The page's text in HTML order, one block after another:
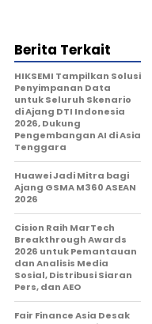
Berita Terkait
HIKSEMI Tampilkan Solusi
Penyimpanan Data
untuk Seluruh Skenario
di Ajang DTI Indonesia
2026, Dukung
Pengembangan AI di Asia
Tenggara
Huawei Jadi Mitra bagi
Ajang GSMA M360 ASEAN
2026
Cision Raih MarTech
Breakthrough Awards
2026 untuk Pemantauan
dan Analisis Media
Sosial, Distribusi Siaran
Pers, dan AEO
Fair Finance Asia Desak